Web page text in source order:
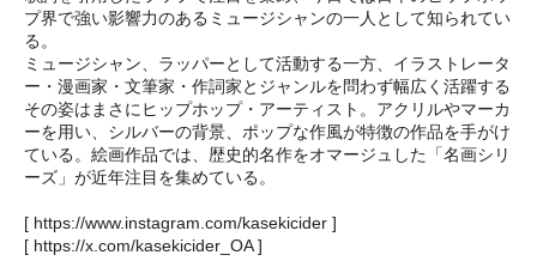
プ界で強い影響力のあるミュージシャンの一人として知られてい
る。
ミュージシャン、ラッパーとして活動する一方、イラストレータ
ー・漫画家・文筆家・作詞家とジャンルを問わず幅広く活躍する
その姿はまさにヒップホップ・アーティスト。アクリルやマーカ
ーを用い、シルバーの背景、ポップな作風が特徴の作品を手がけ
ている。絵画作品では、歴史的名作をオマージュした「名画シリ
ーズ」が近年注目を集めている。
[ https://www.instagram.com/kasekicider ]
[ https://x.com/kasekicider_OA ]